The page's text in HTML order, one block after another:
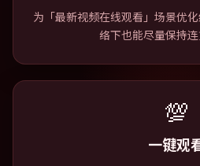
为「最新视频在线观看」场景优
络下也能尽量保持连
💯
一键观